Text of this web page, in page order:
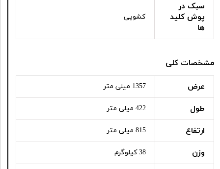
سبک در
پوش کلید
ها
کشویی
مشخصات کلی
عرض 1357 میلی متر
طول 422 میلی متر
ارتفاع 815 میلی متر
وزن 38 کیلوگرم